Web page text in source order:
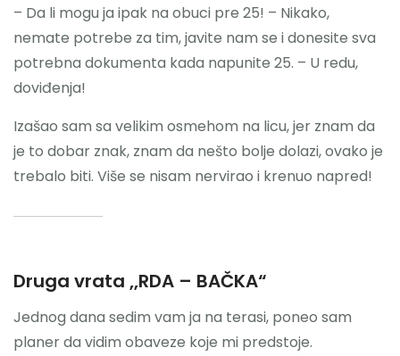
– Da li mogu ja ipak na obuci pre 25! – Nikako,
nemate potrebe za tim, javite nam se i donesite sva
potrebna dokumenta kada napunite 25. – U redu,
doviđenja!
Izašao sam sa velikim osmehom na licu, jer znam da
je to dobar znak, znam da nešto bolje dolazi, ovako je
trebalo biti. Više se nisam nervirao i krenuo napred!
Druga vrata ,,RDA – BAČKA“
Jednog dana sedim vam ja na terasi, poneo sam
planer da vidim obaveze koje mi predstoje.